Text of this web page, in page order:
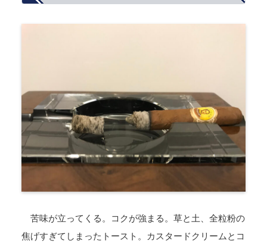
苦味が立ってくる。コクが強まる。草と土、全粒粉の
焦げすぎてしまったトースト。カスタードクリームとコ